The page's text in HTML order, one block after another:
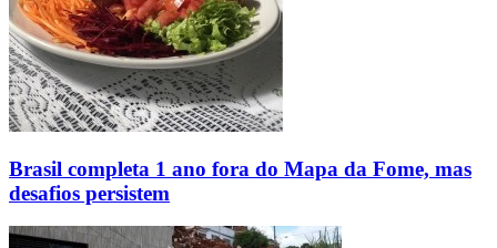
Brasil completa 1 ano fora do Mapa da Fome, mas
desafios persistem